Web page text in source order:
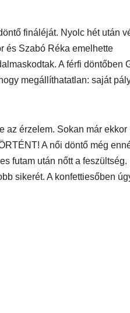
fináléját. Nyolc hét után
és Szabó Réka emelhette
A férfi döntőben
megállíthatatlan: saját
az érzelem. Sokan már ekkor
A női döntő még
futam után nőtt a feszültség.
sikerét. A konfettiesőben